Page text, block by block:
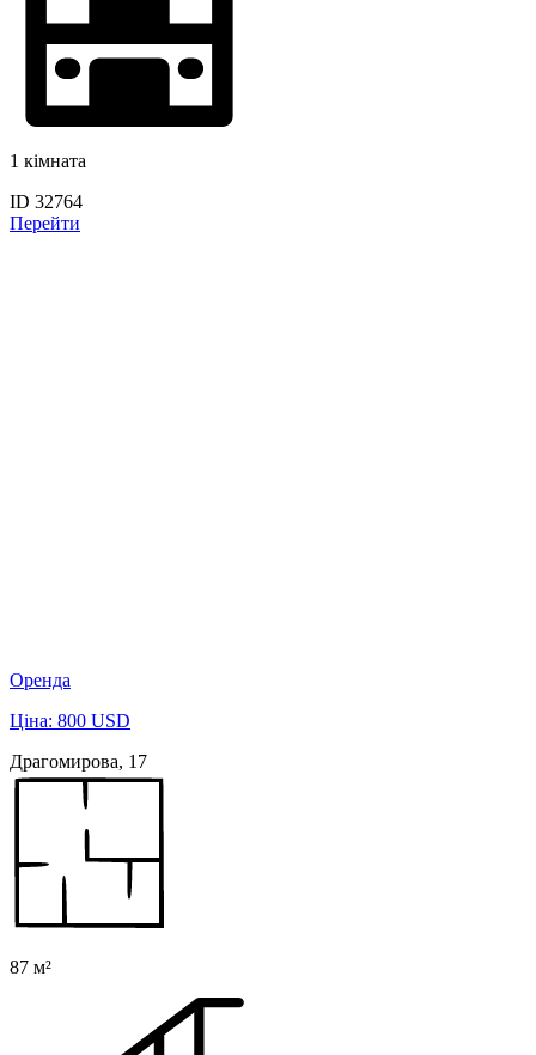
1 кімната
ID 32764
Перейти
Оренда
Ціна: 800 USD
Драгомирова, 17
87 м²